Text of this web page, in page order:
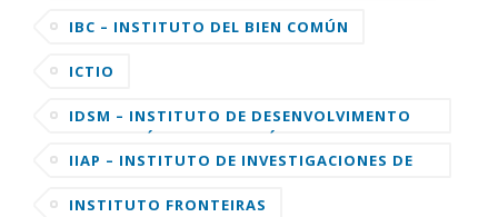
IBC – INSTITUTO DEL BIEN COMÚN
ICTIO
IDSM – INSTITUTO DE DESENVOLVIMENTO
SUSTENTÁVEL MAMIRAUÁ
IIAP – INSTITUTO DE INVESTIGACIONES DE
INSTITUTO FRONTEIRAS